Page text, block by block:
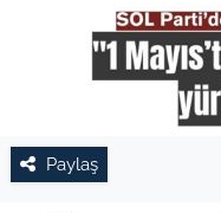
Paylaş
TARIM VE
KÜLTÜR SANAT
RESMİ İLAN